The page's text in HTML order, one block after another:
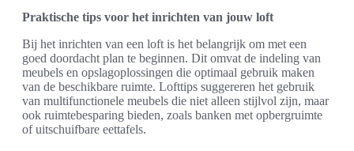
Praktische tips voor het inrichten van jouw loft
Bij het inrichten van een loft is het belangrijk om met een
goed doordacht plan te beginnen. Dit omvat de indeling van
meubels en opslagoplossingen die optimaal gebruik maken
van de beschikbare ruimte. Lofttips suggereren het gebruik
van multifunctionele meubels die niet alleen stijlvol zijn, maar
ook ruimtebesparing bieden, zoals banken met opbergruimte
of uitschuifbare eettafels.